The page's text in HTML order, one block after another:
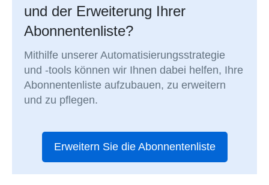
und der Erweiterung Ihrer
Abonnentenliste?
Mithilfe unserer Automatisierungsstrategie
und -tools können wir Ihnen dabei helfen, Ihre
Abonnentenliste aufzubauen, zu erweitern
und zu pflegen.
Erweitern Sie die Abonnentenliste